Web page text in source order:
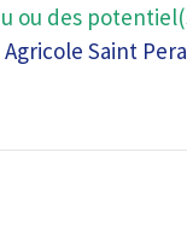
ou des
Saint